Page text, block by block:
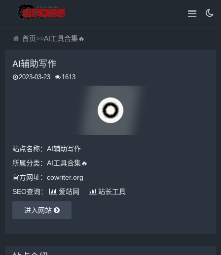
首页>>AI工具合集🔥
AI辅助写作
2023-03-23 1613
站点名称：AI辅助写作
所属分类： AI工具合集🔥
官方网址：cowriter.org
SEO查询：
爱站网 站长工具
进入网站